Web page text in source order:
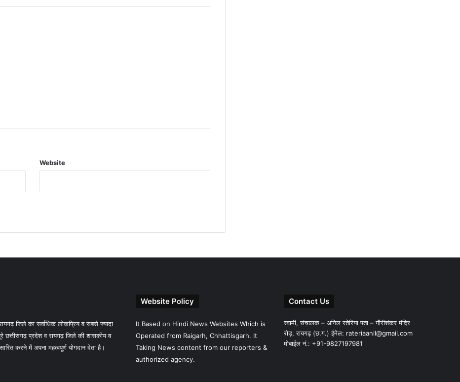
Website
जिले का सर्वाधिक लोकप्रिय व सबसे ज्यादा
प्रदेश व रायगढ़ जिले की शासकीय व
करने में अपना महत्वपूर्ण योगदान देता है।
Website Policy
It Based on Hindi News Websites Which is
Operated from Raigarh, Chhattisgarh. It
Taking News content from our reporters &
authorized agency.
Contact Us
स्वामी, संचालक – अनिल रतेरिया पता – गौरीशंकर मंदिर
रोड़, रायगढ़ (छ.ग.) ईमेल: rateriaanil@gmail.com
मोबाईल नं.: +91-9827197981